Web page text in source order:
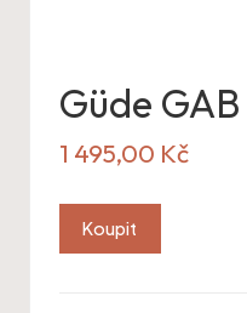
Güde GAB
1 495,00 Kč
Koupit